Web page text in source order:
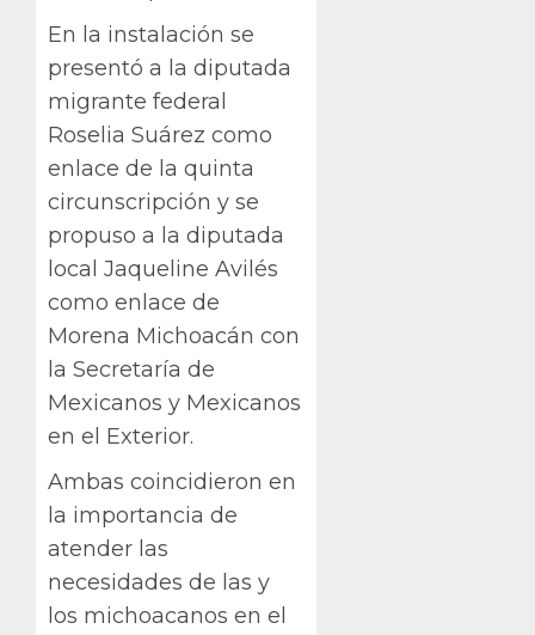
En la instalación se
presentó a la diputada
migrante federal
Roselia Suárez como
enlace de la quinta
circunscripción y se
propuso a la diputada
local Jaqueline Avilés
como enlace de
Morena Michoacán con
la Secretaría de
Mexicanos y Mexicanos
en el Exterior.
Ambas coincidieron en
la importancia de
atender las
necesidades de las y
los michoacanos en el